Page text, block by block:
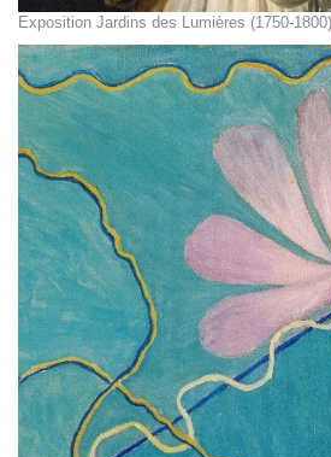
Exposition Jardins des Lumières (1750-